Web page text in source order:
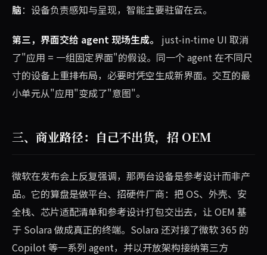
脑：设备负责感知与呈现，智能主要驻留在云。
第三，界面交给 agent 现场生成。
just-in-time UI 取消
了"应用 = 一组固定界面"的假设。同一个 agent 在不同尺
寸的设备上重排布局，必要时凭空生成新界面。交互的最
小单元从"应用"变成了"意图"。
三、商业路径：自己不出货，招 OEM
微软在发布会上反复强调，那两台设备是参考设计而非产
品。它的算盘是做平台、招硬件厂商：把 OS、外壳、安
全栈、芯片适配清单和参考设计打包交出去，让 OEM 基
于 Solara 做成真正的终端。Solara 还对接了微软 365 的
Copilot 等一系列 agent，并以开放架构接纳第三方